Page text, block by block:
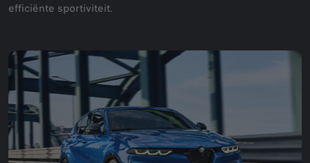
efficiënte sportiviteit.